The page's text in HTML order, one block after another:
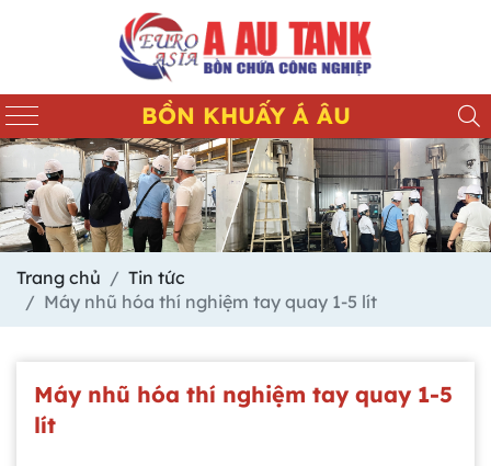
BỒN KHUẤY Á ÂU
Trang chủ
Tin tức
Máy nhũ hóa thí nghiệm tay quay 1-5 lít
Máy nhũ hóa thí nghiệm tay quay 1-5
lít